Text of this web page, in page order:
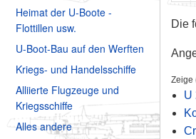
Heimat der U-Boote -
Flottillen usw.
U-Boot-Bau auf den Werften
Kriegs- und Handelsschiffe
Alliierte Flugzeuge und
Kriegsschiffe
Alles andere
Die
Zeige
U